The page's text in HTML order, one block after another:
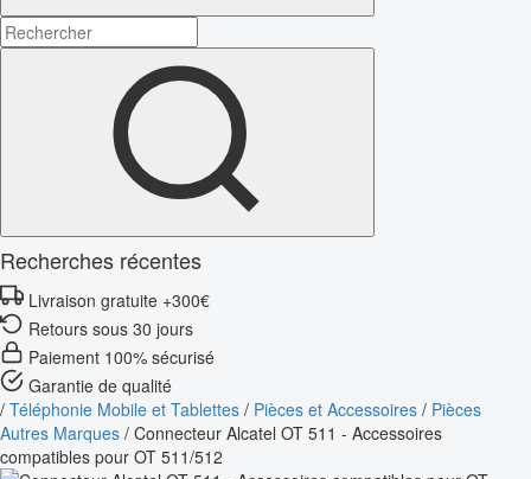
Recherches récentes
Livraison gratuite +300€
Retours sous 30 jours
Paiement 100% sécurisé
Garantie de qualité
/ Téléphonie Mobile et Tablettes / Pièces et Accessoires / Pièces
Autres Marques / Connecteur Alcatel OT 511 - Accessoires
compatibles pour OT 511/512